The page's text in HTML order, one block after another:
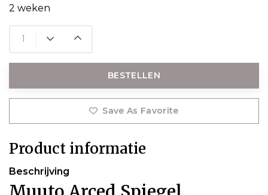
2 weken
BESTELLEN
Save As Favorite
Product informatie
Beschrijving